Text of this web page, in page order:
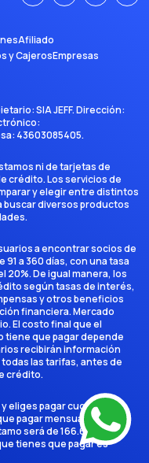
Afiliado
y CajerosEmpresas
SIA JEFF. Dirección:
43603085405.
ni de tarjetas de
crédito. Los servicios de
y elegir entre distintos
diversos productos
a encontrar socios de
a 360 días, con una tasa
20%. De igual manera, los
según tasas de interés,
y otros beneficios
financiera. Mercado
El costo final que el
tiene que pagar depende
recibirán información
todas las tarifas, antes de
crédito.
eliges pagar cuotas en 6
pagar mensualmente es
será de 166.666,7
tienes que pagar es